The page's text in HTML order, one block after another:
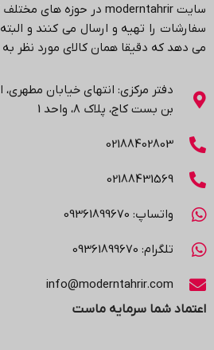
سایتmoderntahrir در حوزه های مختلف
سفارشات را تهیه و ارسال می کنند و
می دهد که دقیقا همان کالای مورد نظر
دفتر مرکزی: انتهاي خیابان مطهری،
بن بست کاج، پلاک ۸، واحد 1
02188402803
02188431569
واتساپ: 09361899670
تلگرام: 09361899670
info@moderntahrir.com
اعتماد شما سرمایه ماست